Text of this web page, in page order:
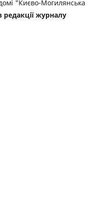
"Києво-Могилянська
журналу